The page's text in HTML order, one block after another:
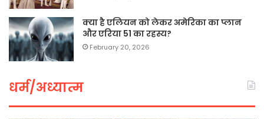
क्या है एलियन को लेकर अमेरिका का प्लान
और एरिया 51 का रहस्य?
February 20, 2026
धर्म/अध्यात्म